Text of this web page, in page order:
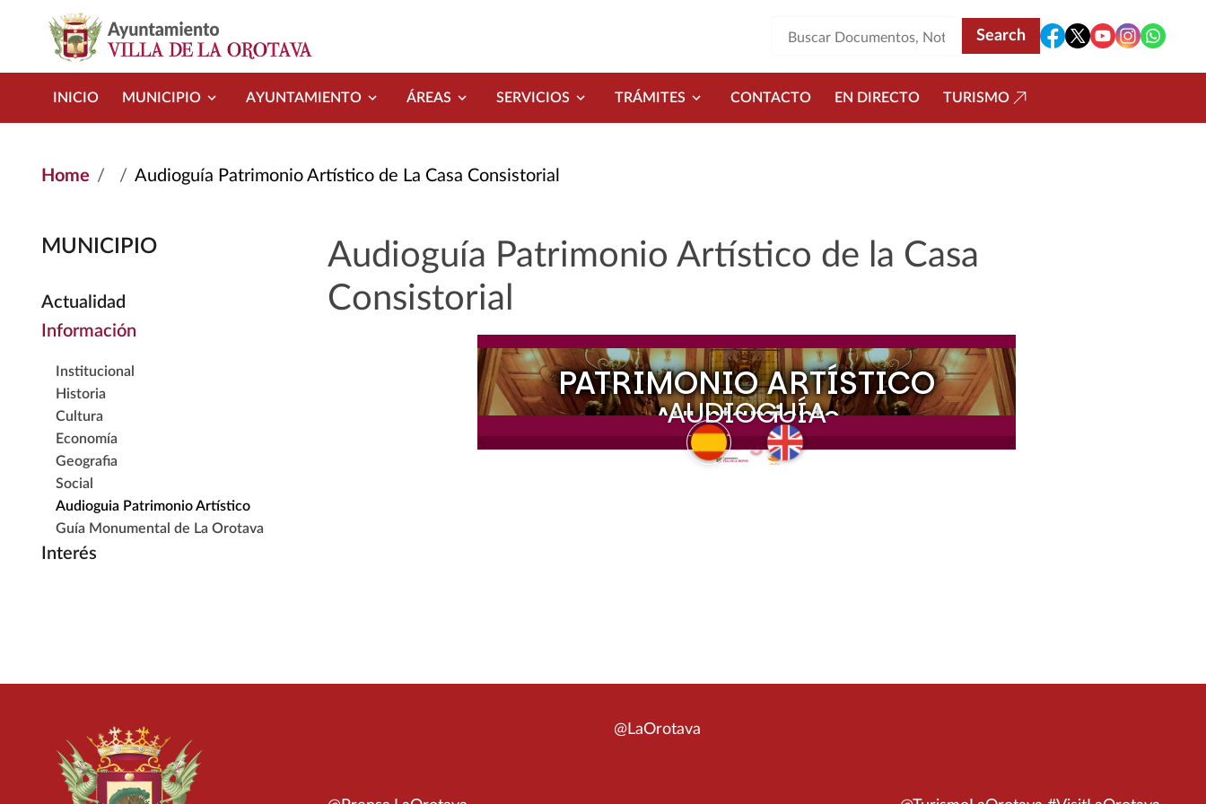
INICIO MUNICIPIO AYUNTAMIENTO ÁREAS SERVICIOS TRÁMITES CONTACTO EN DIRECTO TURISMO
Home Audioguía Patrimonio Artístico de La Casa Consistorial
MUNICIPIO
Actualidad
Información
Institucional
Historia
Cultura
Economía
Geografia
Social
Audioguia Patrimonio Artístico
Guía Monumental de La Orotava
Interés
Audioguía Patrimonio Artístico de la Casa
Consistorial
@LaOrotava